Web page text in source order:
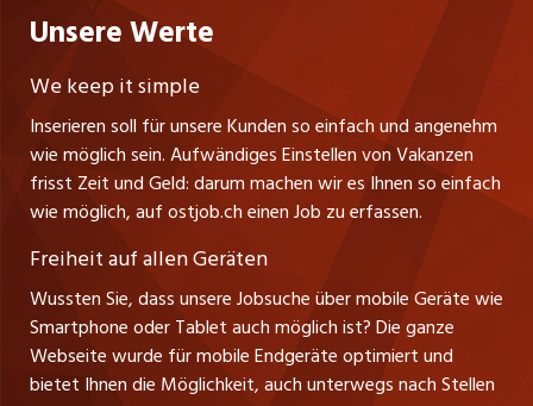
Führungspositionen
Management / Kader-Jobs
Top-Regionen
Jobline
Nutzungsbedingungen
Stellenmeldepflicht
Schnittstelle
Impressum
myjob.ch
zentraljob.ch
jobbasel.ch
jobbern.ch
jobmittelland.ch
jobzüri.ch
schaffu.ch (VS)
Fürstenlandstrasse 122
CH-9001 St. Gallen
Tel. +41 71 272 73 80
info@ostjob.ch/inserate@ostjob.ch
Henrik Jasek
Leiter ostjob.ch
Fredy Pillinger
Christoph Walzl
Verkauf und Beratung
Unsere Werte
We keep it simple
Inserieren soll für unsere Kunden so einfach und angenehm
wie möglich sein. Aufwändiges Einstellen von Vakanzen
frisst Zeit und Geld: darum machen wir es Ihnen so einfach
wie möglich, auf ostjob.ch einen Job zu erfassen.
Freiheit auf allen Geräten
Wussten Sie, dass unsere Jobsuche über mobile Geräte wie
Smartphone oder Tablet auch möglich ist? Die ganze
Webseite wurde für mobile Endgeräte optimiert und
bietet Ihnen die Möglichkeit, auch unterwegs nach Stellen